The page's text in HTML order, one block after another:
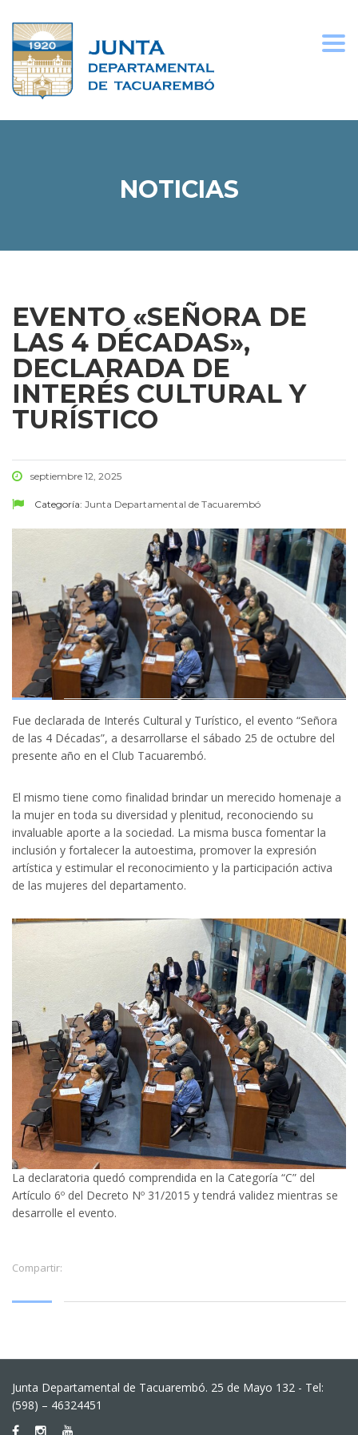
NOTICIAS
EVENTO «SEÑORA DE
LAS 4 DÉCADAS»,
DECLARADA DE
INTERÉS CULTURAL Y
TURÍSTICO
septiembre 12, 2025
Categoría: Junta Departamental de Tacuarembó
Fue declarada de Interés Cultural y Turístico, el evento “Señora
de las 4 Décadas”, a desarrollarse el sábado 25 de octubre del
presente año en el Club Tacuarembó.
El mismo tiene como finalidad brindar un merecido homenaje a
la mujer en toda su diversidad y plenitud, reconociendo su
invaluable aporte a la sociedad. La misma busca fomentar la
inclusión y fortalecer la autoestima, promover la expresión
artística y estimular el reconocimiento y la participación activa
de las mujeres del departamento.
La declaratoria quedó comprendida en la Categoría “C” del
Artículo 6º del Decreto Nº 31/2015 y tendrá validez mientras se
desarrolle el evento.
Compartir:
Junta Departamental de Tacuarembó. 25 de Mayo 132 - Tel:
(598) – 46324451